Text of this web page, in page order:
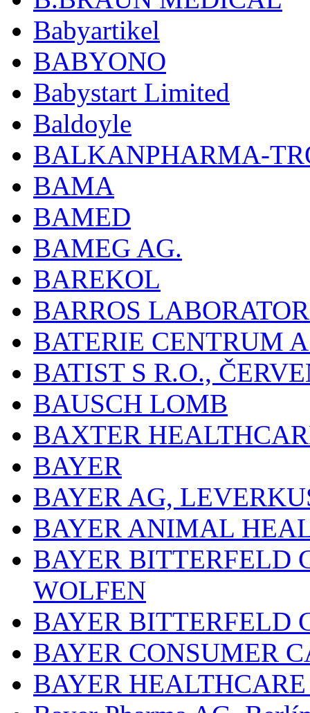
Babyartikel
BABYONO
Babystart Limited
Baldoyle
BALKANPHARMA-
BAMA
BAMED
BAMEG AG.
BAREKOL
BARROS
BATERIE CENTRUM
BATIST S R.O.,
BAUSCH LOMB
BAXTER
BAYER
BAYER AG,
BAYER ANIMAL
BAYER BITTERFELD
WOLFEN
BAYER BITTERFELD
BAYER CONSUMER
BAYER